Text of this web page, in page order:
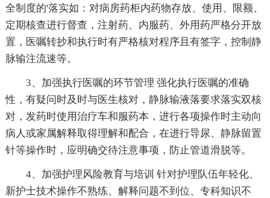
全制度的'落实如：对病房药柜内药物存放、使用、限额、
定期核查进行督查，注射药、内服药、外用药严格分开放
置，医嘱转抄和执行时有严格核对程序且有签字，控制静
脉输注流速等。
3、加强执行医嘱的环节管理 强化执行医嘱的准确
性，有疑问时及时与医生核对，静脉输液落要求落实双核
对，发药时使用治疗车和服药本，进行各项操作时主动向
病人或家属解释取得理解和配合，在进行导尿、静脉留置
针等操作时，应明确交待注意事项，防止管道滑脱等。
4、加强护理风险教育与培训 针对护理队伍年轻化、
新护士技术操作不熟练、解释问题不到位、专科知识不